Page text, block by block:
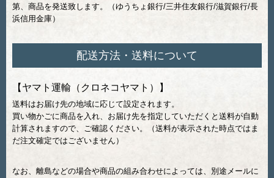
第、商品を発送致します。（ゆうちょ銀行/三井住友銀行/滋賀銀行/長
浜信用金庫）
配送方法・送料について
【ヤマト運輸（クロネコヤマト）】
送料はお届け先の地域に応じて設定されます。
買い物かごに商品を入れ、お届け先を指定していただくと送料が自動
計算されますので、ご確認ください。（送料が表示された時点ではま
だ注文確定ではございません）
なお、離島などの場合や商品の組み合わせによっては、別途メールに